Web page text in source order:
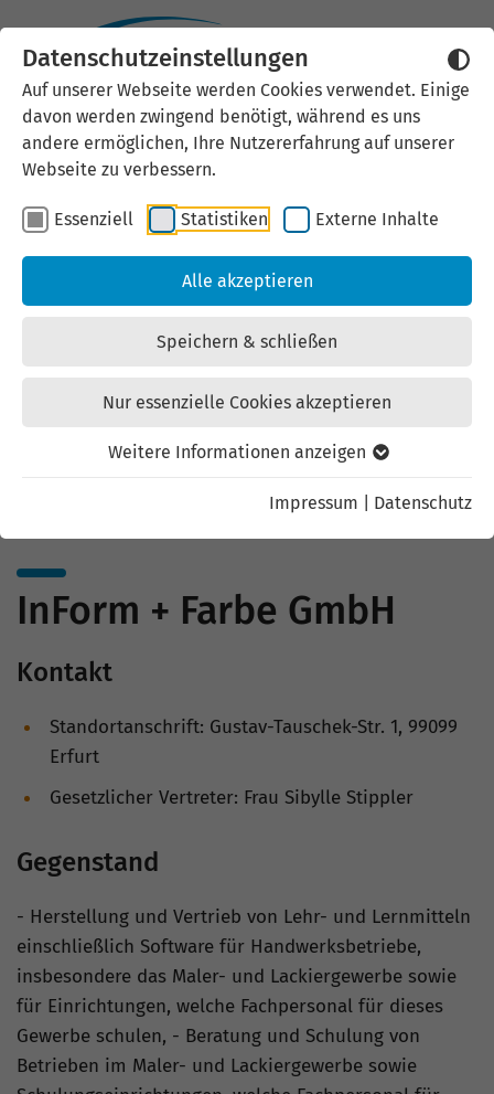
Datenschutzeinstellungen
Auf unserer Webseite werden Cookies verwendet. Einige
davon werden zwingend benötigt, während es uns
andere ermöglichen, Ihre Nutzererfahrung auf unserer
Webseite zu verbessern.
Essenziell Statistiken Externe Inhalte
Alle akzeptieren
Speichern & schließen
Nur essenzielle Cookies akzeptieren
Weitere Informationen anzeigen
Impressum Datenschutz
Externen Inhalt laden
Wir verwenden auf unserer
Website externe Inhalte, um Ihnen
zusätzliche Informationen
anzubieten. Einige externe Inhalte
(z.B. Google Maps, Youtube)
können persönliche Daten (z.B. IP-
Mit der Bestätigung erklären Sie
InForm + Farbe GmbH
Kontakt
Standortanschrift: Gustav-Tauschek-Str. 1, 99099
Erfurt
Gesetzlicher Vertreter: Frau Sibylle Stippler
Gegenstand
- Herstellung und Vertrieb von Lehr- und Lernmitteln
einschließlich Software für Handwerksbetriebe,
insbesondere das Maler- und Lackiergewerbe sowie
für Einrichtungen, welche Fachpersonal für dieses
Gewerbe schulen, - Beratung und Schulung von
Betrieben im Maler- und Lackiergewerbe sowie